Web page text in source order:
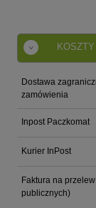
CENA NIE
Dostawa
zamówienia
Inpost Paczkomat
Kurier InPost
Faktura na
publicznych)